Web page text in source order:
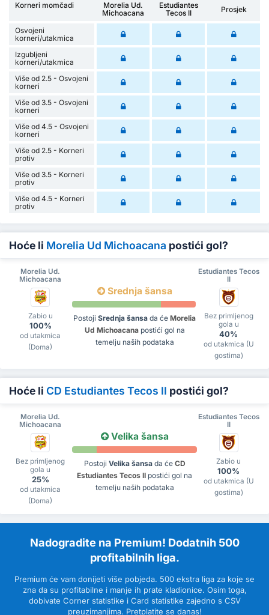
Korneri momčadi
Morelia Ud.
Michoacana
Estudiantes
Tecos II
Prosjek
Osvojeni
korneri/utakmica
Izgubljeni
korneri/utakmica
Više od 2.5 - Osvojeni
korneri
Više od 3.5 - Osvojeni
korneri
Više od 4.5 - Osvojeni
korneri
Više od 2.5 - Korneri
protiv
Više od 3.5 - Korneri
protiv
Više od 4.5 - Korneri
protiv
Hoće li Morelia Ud Michoacana postići gol?
Morelia Ud.
Michoacana
Estudiantes Tecos
II
Zabio u
100%
od utakmica
(Doma)
Srednja šansa
Postoji Srednja šansa da će Morelia
Ud Michoacanapostići gol na
temelju naših podataka
Bez primljenog
gola u
40%
od utakmica (U
gostima)
Hoće li CD Estudiantes Tecos II postići gol?
Morelia Ud.
Michoacana
Estudiantes Tecos
II
Bez primljenog
gola u
25%
od utakmica
(Doma)
Velika šansa
Postoji Velika šansada će CD
Estudiantes Tecos II postići gol na
temelju naših podataka
Zabio u
100%
od utakmica (U
gostima)
Nadogradite na Premium! Dodatnih 500
profitabilnih liga.
Premium će vam donijeti više pobjeda. 500 ekstra liga za koje se
zna da su profitabilne i manje ih prate kladionice. Osim toga,
dobivate Corner statistike i Card statistike zajedno s CSV
preuzimanjima. Pretplatite se danas!